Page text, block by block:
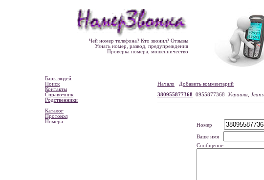
Чей номер телефона? Кто звонил? Отзывы
Узнать номер, развод, предупреждения
Проверка номера, мошенничество
Банк людей
Поиск
Контакты
Справочник
Родственники
Каталог
Протокол
Номера
Начало
Добавить комментарий
380955877368 0955877368 Украина, Jeans
Номер
Ваше имя
Сообщение